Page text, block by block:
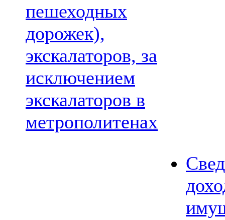
пешеходных
дорожек),
экскалаторов, за
исключением
экскалаторов в
метрополитенах